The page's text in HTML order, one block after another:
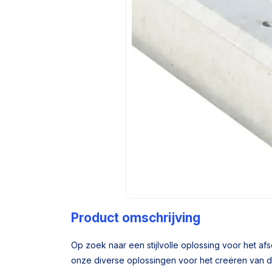
Product omschrijving
Op zoek naar een stijlvolle oplossing voor het
onze diverse oplossingen voor het creëren van